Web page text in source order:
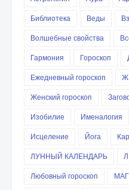
Библиотека
Веды
Волшебные свойства
Гармония
Гороскоп
Ежедневный гороскоп
Женский гороскоп
Изобилие
Именалогия
Исцеление
Йога
ЛУННЫЙ КАЛЕНДАРЬ
Любовный гороскоп